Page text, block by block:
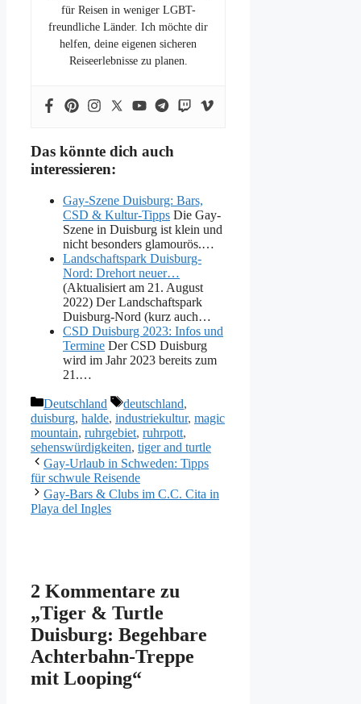
für Reisen in weniger LGBT-
freundliche Länder. Ich möchte dir
helfen, deine eigenen sicheren
Reiseerlebnisse zu planen.
Das könnte dich auch
interessieren:
Gay-Szene Duisburg: Bars,
CSD & Kultur-Tipps Die Gay-
Szene in Duisburg ist klein und
nicht besonders glamourös.…
Landschaftspark Duisburg-
Nord: Drehort neuer…
(Aktualisiert am 21. August
2022) Der Landschaftspark
Duisburg-Nord (kurz auch…
CSD Duisburg 2023: Infos und
Termine Der CSD Duisburg
wird im Jahr 2023 bereits zum
21.…
Kategorien
Deutschland Schlagwörter
deutschland,
duisburg, halde, industriekultur, magic
mountain, ruhrgebiet, ruhrpott,
sehenswürdigkeiten, tiger and turtle
Gay-Urlaub in Schweden: Tipps
für schwule Reisende
Gay-Bars & Clubs im C.C. Cita in
Playa del Ingles
2 Kommentare zu
„Tiger & Turtle
Duisburg: Begehbare
Achterbahn-Treppe
mit Looping“